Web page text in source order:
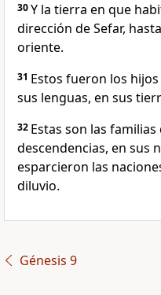
30Y la tierra en que
dirección de Sefar,
oriente.
31 Estos fueron los
sus lenguas, en sus
32 Estas son las
descendencias, en sus
esparcieron las
diluvio.
Génesis 9